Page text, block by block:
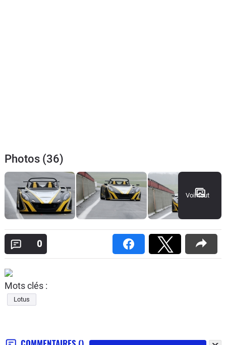
Photos (36)
Voir tout
0
Mots clés :
Lotus